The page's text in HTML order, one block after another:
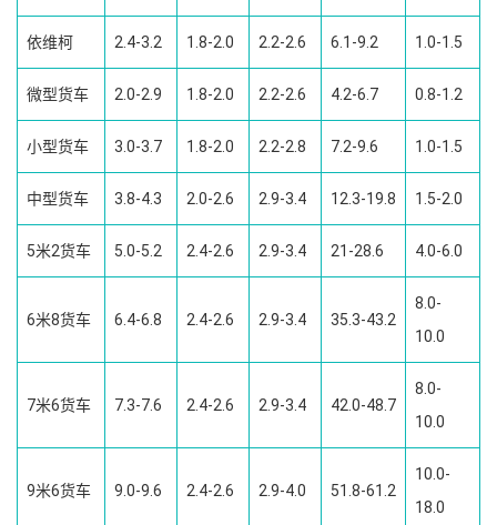
依维柯 2.4-3.2 1.8-2.0 2.2-2.6 6.1-9.2 1.0-1.5
微型货车 2.0-2.9 1.8-2.0 2.2-2.6 4.2-6.7 0.8-1.2
小型货车 3.0-3.7 1.8-2.0 2.2-2.8 7.2-9.6 1.0-1.5
中型货车 3.8-4.3 2.0-2.6 2.9-3.4 12.3-19.8 1.5-2.0
5米2货车 5.0-5.2 2.4-2.6 2.9-3.4 21-28.6 4.0-6.0
6米8货车 6.4-6.8 2.4-2.6 2.9-3.4 35.3-43.2
8.0-
10.0
7米6货车 7.3-7.6 2.4-2.6 2.9-3.4 42.0-48.7
8.0-
10.0
9米6货车 9.0-9.6 2.4-2.6 2.9-4.0 51.8-61.2
10.0-
18.0